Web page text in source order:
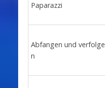
Paparazzi
Abfangen und verfolge
n